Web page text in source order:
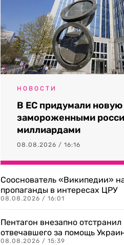
НОВОСТИ
В ЕС придумали новую
замороженными
миллиардами
08.08.2026 / 16:16
Сооснователь «Википедии»
пропаганды в интересах ЦРУ
08.08.2026 / 16:01
Пентагон внезапно отстранил
отвечавшего за помощь
08.08.2026 / 15:39